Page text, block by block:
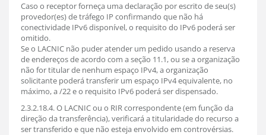
Caso o receptor forneça uma declaração por escrito de seu(s)
provedor(es) de tráfego IP confirmando que não há
conectividade IPv6 disponível, o requisito do IPv6 poderá ser
omitido.
Se o LACNIC não puder atender um pedido usando a reserva
de endereços de acordo com a seção 11.1, ou se a organização
não for titular de nenhum espaço IPv4, a organização
solicitante poderá transferir um espaço IPv4 equivalente, no
máximo, a /22 e o requisito IPv6 poderá ser dispensado.
2.3.2.18.4. O LACNIC ou o RIR correspondente (em função da
direção da transferência), verificará a titularidade do recurso a
ser transferido e que não esteja envolvido em controvérsias.